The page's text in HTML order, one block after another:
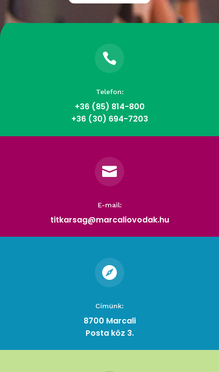

Telefon:
+36 (85) 814-800
+36 (30) 694-7203

E-mail:
titkarsag@marcaliovodak.hu

Címünk:
8700 Marcali
Posta köz 3.